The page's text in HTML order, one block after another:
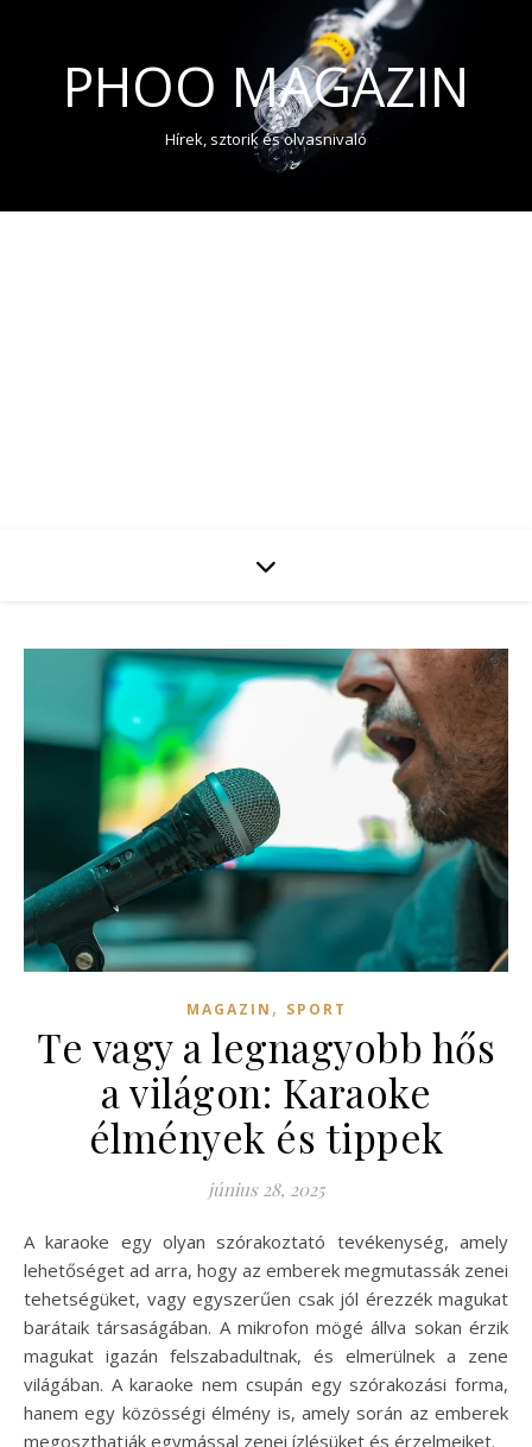
PHOO MAGAZIN
Hírek, sztorik és olvasnivaló
MAGAZIN , SPORT
Te vagy a legnagyobb hős
a világon: Karaoke
élmények és tippek
június 28, 2025
A karaoke egy olyan szórakoztató tevékenység, amely
lehetőséget ad arra, hogy az emberek megmutassák zenei
tehetségüket, vagy egyszerűen csak jól érezzék magukat
barátaik társaságában. A mikrofon mögé állva sokan érzik
magukat igazán felszabadultnak, és elmerülnek a zene
világában. A karaoke nem csupán egy szórakozási forma,
hanem egy közösségi élmény is, amely során az emberek
megoszthatják egymással zenei ízlésüket és érzelmeiket.